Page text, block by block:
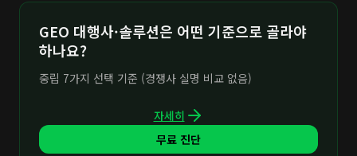
GEO 대행사·솔루션은 어떤 기준으로 골라야
하나요?
중립 7가지 선택 기준 (경쟁사 실명 비교 없음)
자세히
무료 진단